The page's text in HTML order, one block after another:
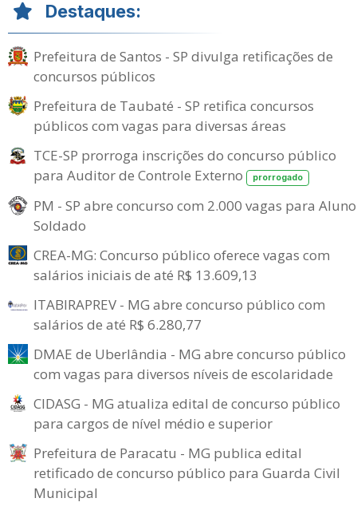
Destaques:
Prefeitura de Santos - SP divulga retificações de
concursos públicos
Prefeitura de Taubaté - SP retifica concursos
públicos com vagas para diversas áreas
TCE-SP prorroga inscrições do concurso público
para Auditor de Controle Externo
prorrogado
PM - SP abre concurso com 2.000 vagas para
Soldado
CREA-MG: Concurso público oferece vagas com
salários iniciais de até R$ 13.609,13
ITABIRAPREV - MG abre concurso público com
salários de até R$ 6.280,77
DMAE de Uberlândia - MG abre concurso público
com vagas para diversos níveis de escolaridade
CIDASG - MG atualiza edital de concurso público
para cargos de nível médio e superior
Prefeitura de Paracatu - MG publica edital
retificado de concurso público para Guarda Civil
Municipal